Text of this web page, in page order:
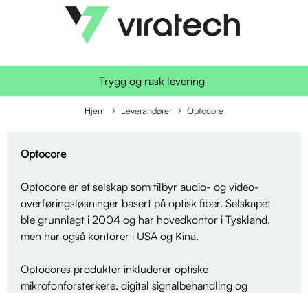
Trygg og rask levering
Hjem Leverandører Optocore
Optocore
Optocore er et selskap som tilbyr audio- og video-
overføringsløsninger basert på optisk fiber. Selskapet
ble grunnlagt i 2004 og har hovedkontor i Tyskland,
men har også kontorer i USA og Kina.
Optocores produkter inkluderer optiske
mikrofonforsterkere, digital signalbehandling og